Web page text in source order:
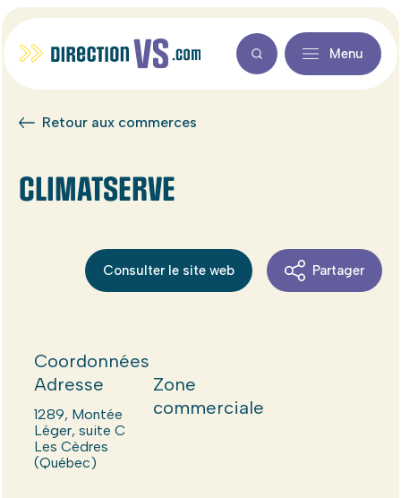
Menu
Retour aux commerces
CLIMATSERVE
Consulter le site web Partager
Coordonnées
Adresse
1289, Montée
Léger, suite C
Les Cèdres
(Québec)
Zone
commerciale